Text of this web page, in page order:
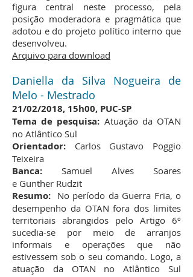
figura central neste processo, pela
posição moderadora e pragmática que
adotou e do projeto político interno que
desenvolveu.
Arquivo para download​
Daniella da Silva Nogueira de
Melo - Mestrado
21/02/2018, 15h00, PUC-SP
Tema de pesquisa: Atuação da OTAN
no Atlântico Sul
Orientador: Carlos Gustavo Poggio
Teixeira
Banca: Samuel Alves Soares
e Gunther Rudzit
Resumo: No período da Guerra Fria, o
desempenho da OTAN fora dos limites
territoriais abrangidos pelo Artigo 6º
sucedia-se por meio de arranjos
informais e operações que não
estivessem sob o seu comando. Logo, a
atuação da OTAN no Atlântico Sul